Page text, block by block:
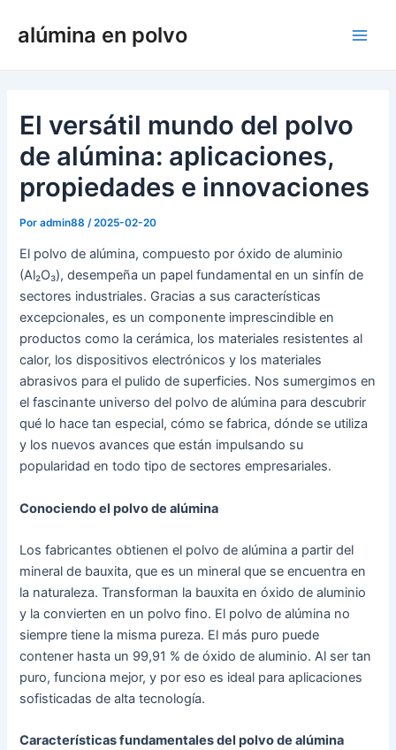
alúmina en polvo
El versátil mundo del polvo
de alúmina: aplicaciones,
propiedades e innovaciones
Poradmin88 /2025-02-20
El polvo de alúmina, compuesto por óxido de aluminio
(Al₂O₃), desempeña un papel fundamental en un sinfín de
sectores industriales. Gracias a sus características
excepcionales, es un componente imprescindible en
productos como la cerámica, los materiales resistentes al
calor, los dispositivos electrónicos y los materiales
abrasivos para el pulido de superficies. Nos sumergimos en
el fascinante universo del polvo de alúmina para descubrir
qué lo hace tan especial, cómo se fabrica, dónde se utiliza
y los nuevos avances que están impulsando su
popularidad en todo tipo de sectores empresariales.
Conociendo el polvo de alúmina
Los fabricantes obtienen el polvo de alúmina a partir del
mineral de bauxita, que es un mineral que se encuentra en
la naturaleza. Transforman la bauxita en óxido de aluminio
y la convierten en un polvo fino. El polvo de alúmina no
siempre tiene la misma pureza. El más puro puede
contener hasta un 99,91 % de óxido de aluminio. Al ser tan
puro, funciona mejor, y por eso es ideal para aplicaciones
sofisticadas de alta tecnología.
Características fundamentales del polvo de alúmina